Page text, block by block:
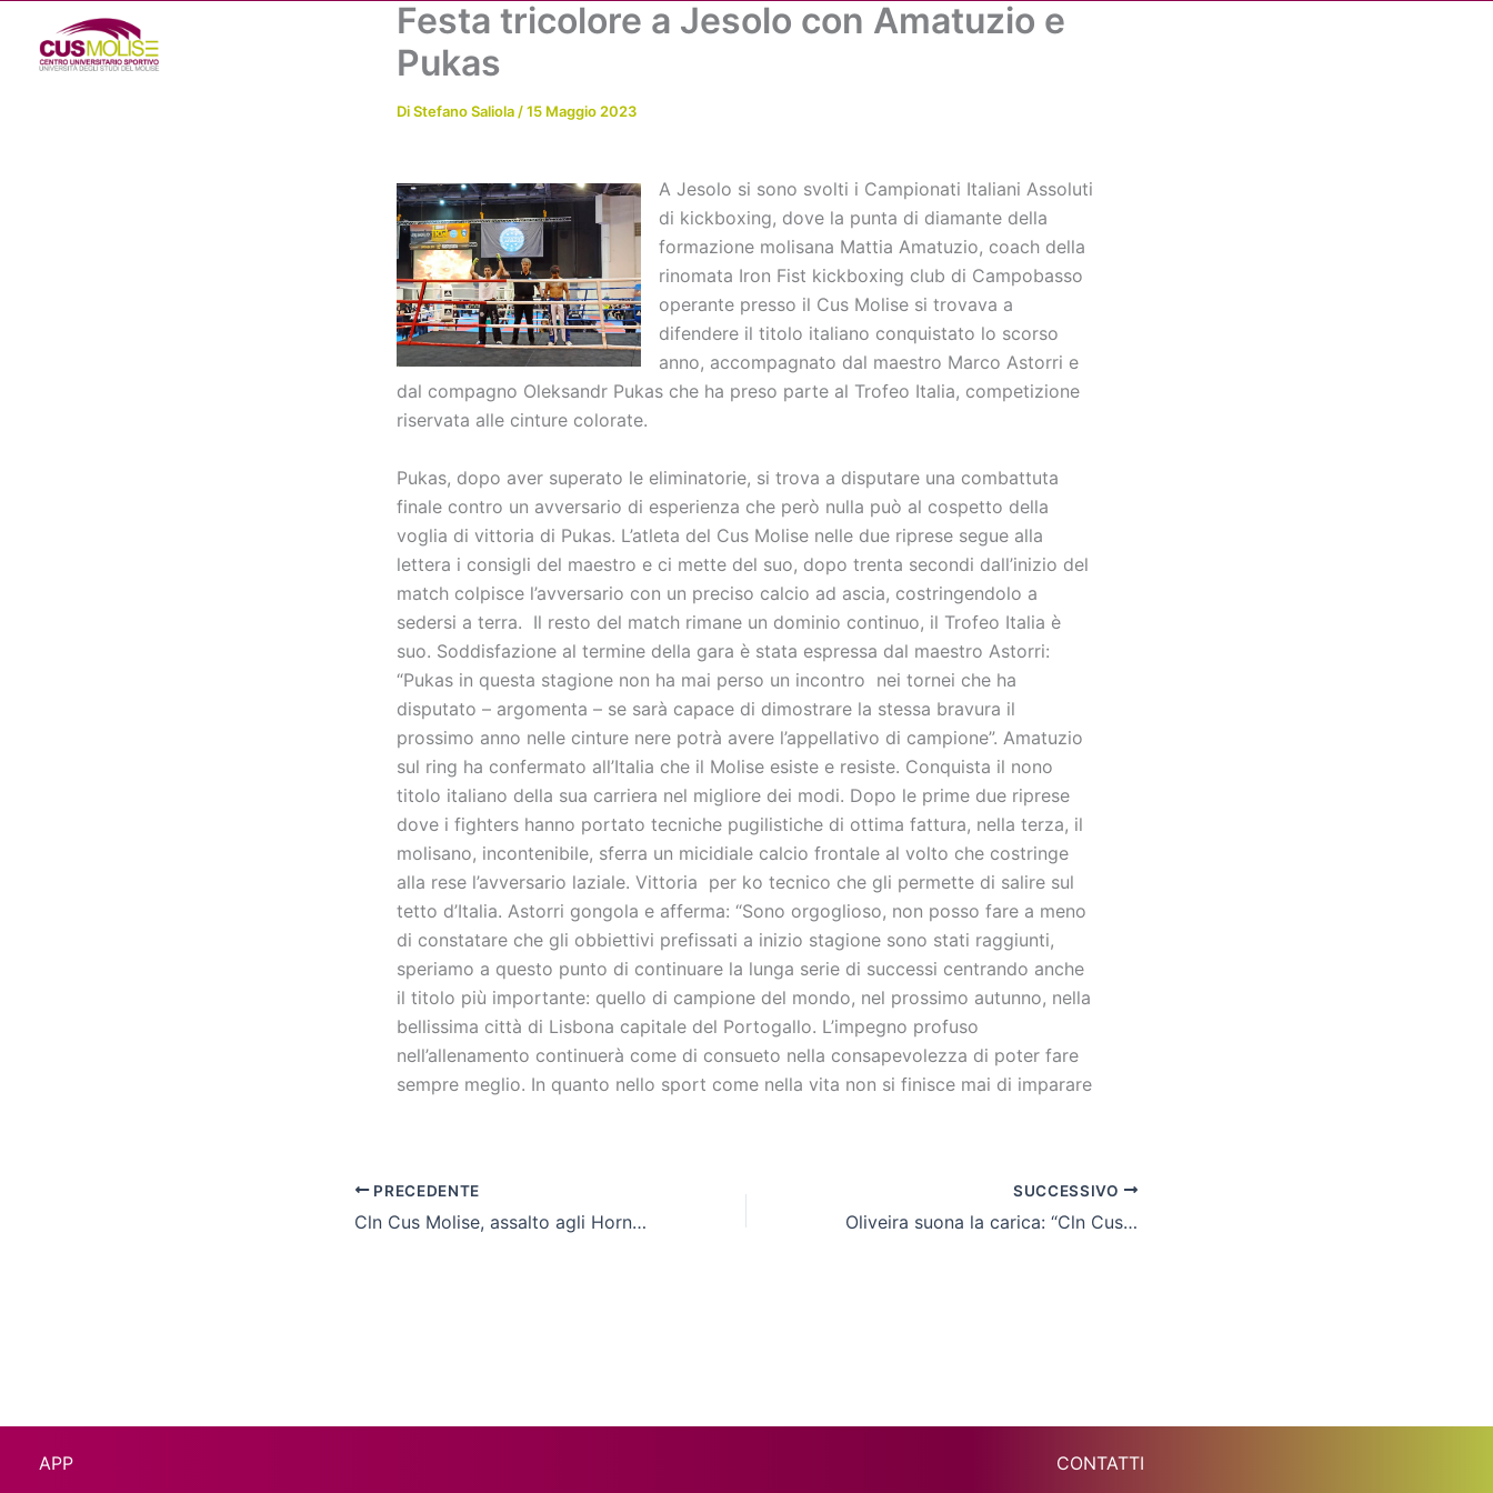
contenuto
Festa tricolore a Jesolo con Amatuzio e
Pukas
DiStefano Saliola /15 Maggio 2023
A Jesolo si sono svolti i Campionati Italiani Assoluti
di kickboxing, dove la punta di diamante della
formazione molisana Mattia Amatuzio, coach della
rinomata Iron Fist kickboxing club di Campobasso
operante presso il Cus Molise si trovava a
difendere il titolo italiano conquistato lo scorso
anno, accompagnato dal maestro Marco Astorri e
dal compagno Oleksandr Pukas che ha preso parte al Trofeo Italia, competizione
riservata alle cinture colorate.
Pukas, dopo aver superato le eliminatorie, si trova a disputare una combattuta
finale contro un avversario di esperienza che però nulla può al cospetto della
voglia di vittoria di Pukas. L’atleta del Cus Molise nelle due riprese segue alla
lettera i consigli del maestro e ci mette del suo, dopo trenta secondi dall’inizio del
match colpisce l’avversario con un preciso calcio ad ascia, costringendolo a
sedersi a terra. Il resto del match rimane un dominio continuo, il Trofeo Italia è
suo. Soddisfazione al termine della gara è stata espressa dal maestro Astorri:
“Pukas in questa stagione non ha mai perso un incontro nei tornei che ha
disputato – argomenta – se sarà capace di dimostrare la stessa bravura il
prossimo anno nelle cinture nere potrà avere l’appellativo di campione”. Amatuzio
sul ring ha confermato all’Italia che il Molise esiste e resiste. Conquista il nono
titolo italiano della sua carriera nel migliore dei modi. Dopo le prime due riprese
dove i fighters hanno portato tecniche pugilistiche di ottima fattura, nella terza, il
molisano, incontenibile, sferra un micidiale calcio frontale al volto che costringe
alla rese l’avversario laziale. Vittoria per ko tecnico che gli permette di salire sul
tetto d’Italia. Astorri gongola e afferma: “Sono orgoglioso, non posso fare a meno
di constatare che gli obbiettivi prefissati a inizio stagione sono stati raggiunti,
speriamo a questo punto di continuare la lunga serie di successi centrando anche
il titolo più importante: quello di campione del mondo, nel prossimo autunno, nella
bellissima città di Lisbona capitale del Portogallo. L’impegno profuso
nell’allenamento continuerà come di consueto nella consapevolezza di poter fare
sempre meglio. In quanto nello sport come nella vita non si finisce mai di imparare
PRECEDENTE
Cln Cus Molise, assalto agli Hornets inseguendo l’A2 élite
SUCCESSIVO
Oliveira suona la carica: “Cln Cus Molise, un ultimo sforzo”
APP CONTATTI